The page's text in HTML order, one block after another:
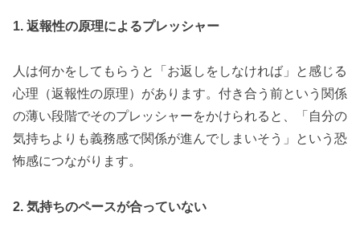
1. 返報性の原理によるプレッシャー
人は何かをしてもらうと「お返しをしなければ」と感じる
心理（返報性の原理）があります。付き合う前という関係
の薄い段階でそのプレッシャーをかけられると、「自分の
気持ちよりも義務感で関係が進んでしまいそう」という恐
怖感につながります。
2. 気持ちのペースが合っていない